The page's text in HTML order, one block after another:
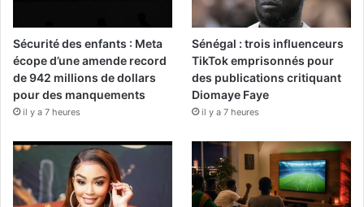
Sécurité des enfants : Meta
écope d’une amende record
de 942 millions de dollars
pour des manquements
il y a 7 heures
Sénégal : trois influenceurs
TikTok emprisonnés pour
des publications critiquant
Diomaye Faye
il y a 7 heures